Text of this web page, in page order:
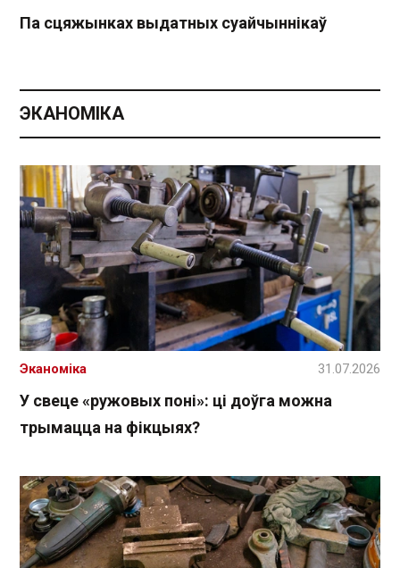
Па сцяжынках выдатных суайчыннікаў
ЭКАНОМІКА
У свеце «ружовых поні»: ці доўга можна
трымацца на фікцыях?
Эканоміка 31.07.2026